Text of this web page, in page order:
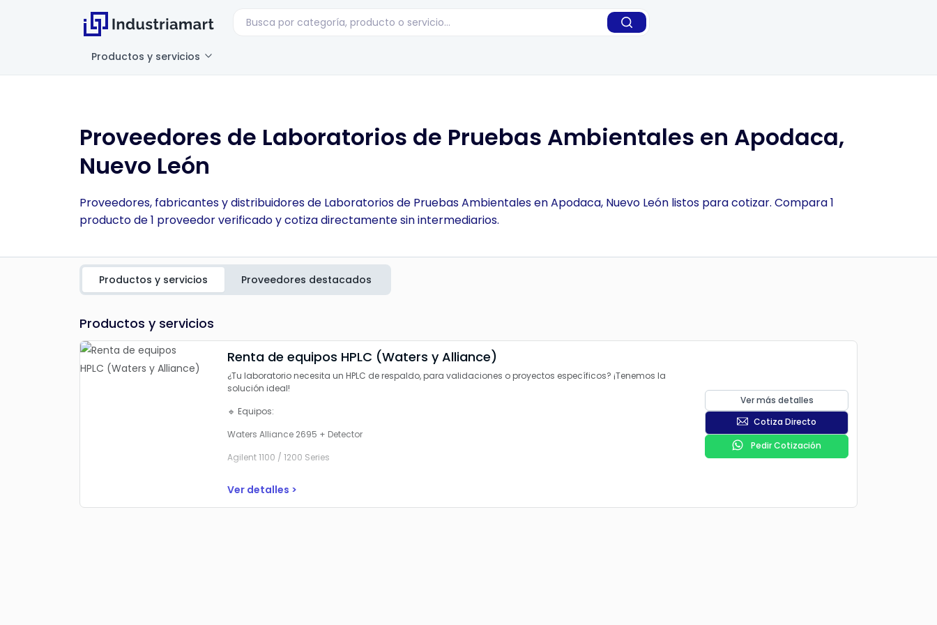
Productos y servicios
Proveedores de Laboratorios de Pruebas Ambientales en Apodaca,
Nuevo León
Proveedores, fabricantes y distribuidores de Laboratorios de Pruebas Ambientales en Apodaca, Nuevo León listos para cotizar. Compara 1
producto de 1 proveedor verificado y cotiza directamente sin intermediarios.
Productos y servicios Proveedores destacados
Productos y servicios
Renta de equipos HPLC (Waters y Alliance)
¿Tu laboratorio necesita un HPLC de respaldo, para validaciones o proyectos específicos? ¡Tenemos la
solución ideal!
🔹 Equipos:
Waters Alliance 2695 + Detector
Agilent 1100 / 1200 Series
Ver detalles >
Ver más detalles
Cotiza Directo
Pedir Cotización